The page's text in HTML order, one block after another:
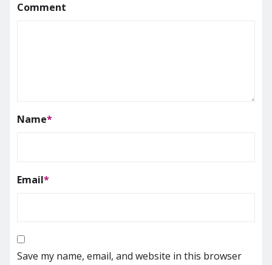
Comment
Name*
Email*
Save my name, email, and website in this browser